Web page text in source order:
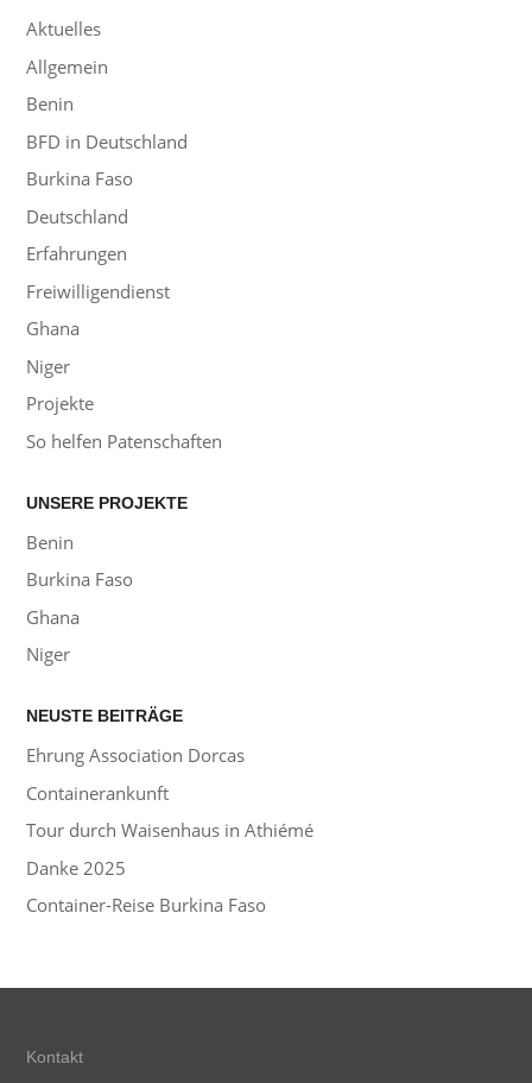
Aktuelles
Allgemein
Benin
BFD in Deutschland
Burkina Faso
Deutschland
Erfahrungen
Freiwilligendienst
Ghana
Niger
Projekte
So helfen Patenschaften
UNSERE PROJEKTE
Benin
Burkina Faso
Ghana
Niger
NEUSTE BEITRÄGE
Ehrung Association Dorcas
Containerankunft
Tour durch Waisenhaus in Athiémé
Danke 2025
Container-Reise Burkina Faso
Kontakt